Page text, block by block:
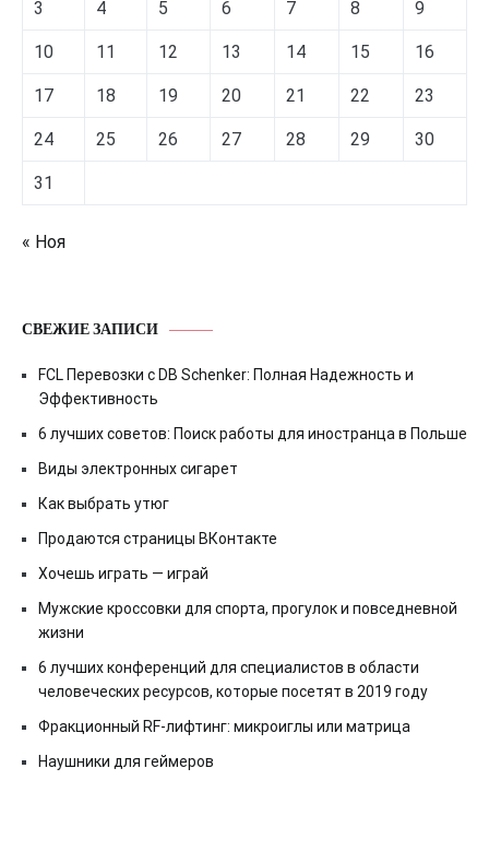
3 4 5 6 7 8 9
10 11 12 13 14 15 16
17 18 19 20 21 22 23
24 25 26 27 28 29 30
31
« Ноя
СВЕЖИЕ ЗАПИСИ
FCL Перевозки с DB Schenker: Полная Надежность и
Эффективность
6 лучших советов: Поиск работы для иностранца в Польше
Виды электронных сигарет
Как выбрать утюг
Продаются страницы ВКонтакте
Хочешь играть — играй
Мужские кроссовки для спорта, прогулок и повседневной
жизни
6 лучших конференций для специалистов в области
человеческих ресурсов, которые посетят в 2019 году
Фракционный RF-лифтинг: микроиглы или матрица
Наушники для геймеров